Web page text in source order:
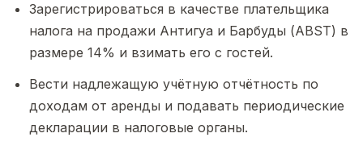
Зарегистрироваться в качестве плательщика
налога на продажи Антигуа и Барбуды (ABST) в
размере 14% и взимать его с гостей.
Вести надлежащую учётную отчётность по
доходам от аренды и подавать периодические
декларации в налоговые органы.